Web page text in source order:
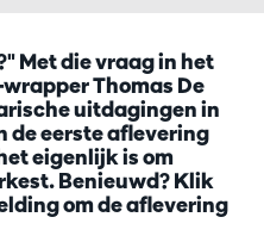
Met die vraag in het
Thomas De
uitdagingen in
de eerste aflevering
eigenlijk is om
Benieuwd? Klik
om de aflevering